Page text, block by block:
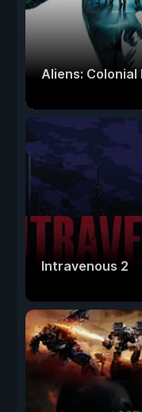
Aliens:
Intravenous 2